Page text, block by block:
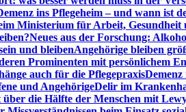
ins Pflegeheim – und wann ist
Ministerium für Arbeit, Gesundheit
Neues aus der Forschung:
und bleibenAngehörige bleiben
Prominenten mit persönlichem
auch für die Pflegepraxis
und AngehörigeDelir im
die Hälfte der Menschen mit